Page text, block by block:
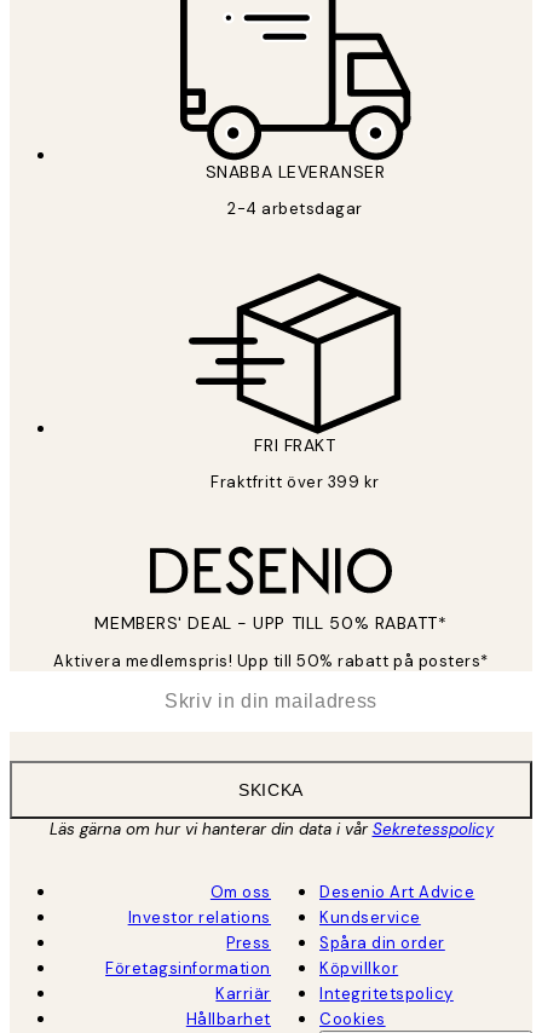
SNABBA LEVERANSER
2-4 arbetsdagar
FRI FRAKT
Fraktfritt över 399 kr
MEMBERS' DEAL - UPP TILL 50% RABATT*
Aktivera medlemspris! Upp till 50% rabatt på posters*
SKICKA
Läs gärna om hur vi hanterar din data i vårSekretesspolicy
Om oss
Investor relations
Press
Företagsinformation
Karriär
Hållbarhet
Desenio Art Advice
Kundservice
Spåra din order
Köpvillkor
Integritetspolicy
Cookies